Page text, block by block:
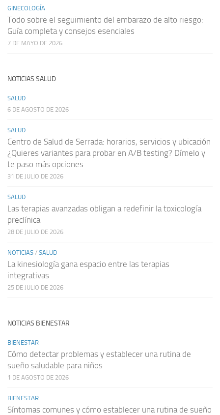
GINECOLOGÍA
Todo sobre el seguimiento del embarazo de alto riesgo:
Guía completa y consejos esenciales
7 DE MAYO DE 2026
NOTICIAS SALUD
SALUD
6 DE AGOSTO DE 2026
SALUD
Centro de Salud de Serrada: horarios, servicios y ubicación
¿Quieres variantes para probar en A/B testing? Dímelo y
te paso más opciones
31 DE JULIO DE 2026
SALUD
Las terapias avanzadas obligan a redefinir la toxicología
preclínica
28 DE JULIO DE 2026
NOTICIAS / SALUD
La kinesiología gana espacio entre las terapias
integrativas
25 DE JULIO DE 2026
NOTICIAS BIENESTAR
BIENESTAR
Cómo detectar problemas y establecer una rutina de
sueño saludable para niños
1 DE AGOSTO DE 2026
BIENESTAR
Síntomas comunes y cómo establecer una rutina de sueño